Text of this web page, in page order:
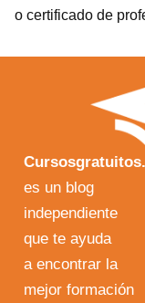
o certificado de
es un blog
independiente
que te ayuda
a encontrar la
mejor formación